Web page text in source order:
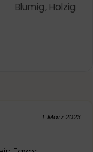
Blumig, Holzig
1. März 2023